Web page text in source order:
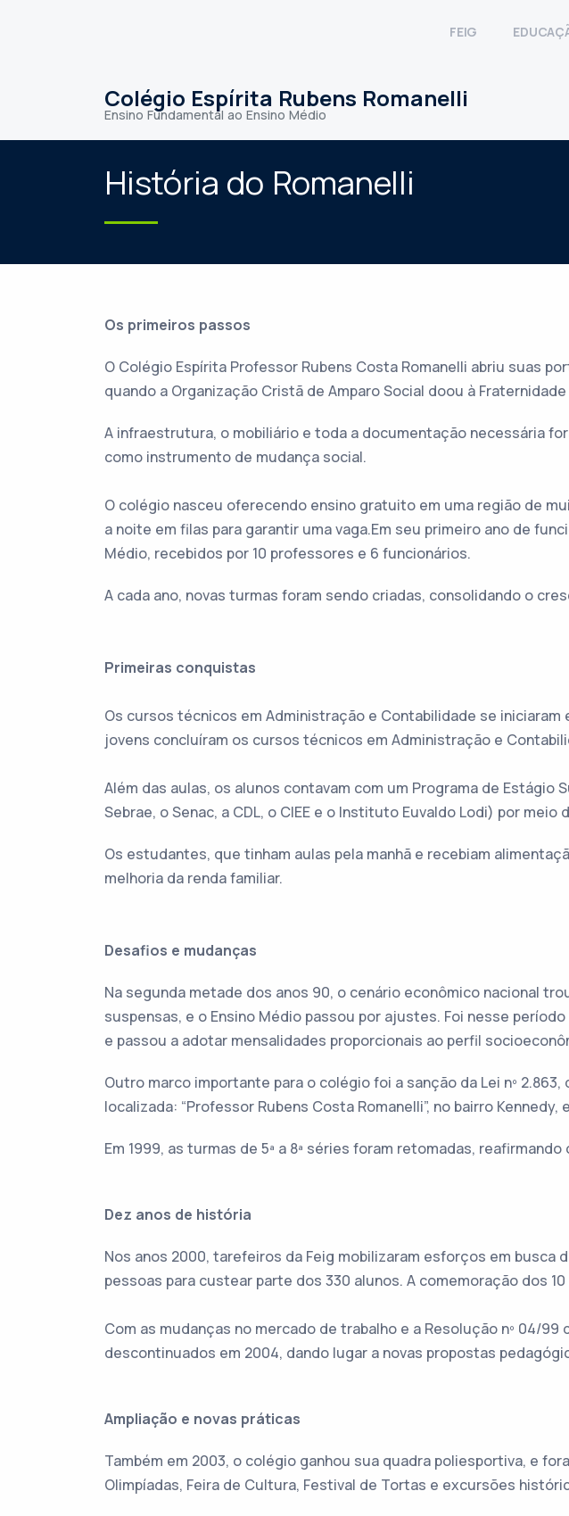
FEIG
Colégio Espírita Rubens Romanelli
Ensino Fundamental ao Ensino Médio
História do Romanelli
Os primeiros passos
O Colégio Espírita Professor Rubens Costa Romanelli abriu suas
quando a Organização Cristã de Amparo Social doou à
A infraestrutura, o mobiliário e toda a documentação necessária
como instrumento de mudança social.
O colégio nasceu oferecendo ensino gratuito em uma região de
a noite em filas para garantir uma vaga.Em seu primeiro ano de
Médio, recebidos por 10 professores e 6 funcionários.
A cada ano, novas turmas foram sendo criadas, consolidando o
Primeiras conquistas
Os cursos técnicos em Administração e Contabilidade se
jovens concluíram os cursos técnicos em Administração e
Além das aulas, os alunos contavam com um Programa de
Sebrae, o Senac, a CDL, o CIEE e o Instituto Euvaldo Lodi) por meio
Os estudantes, que tinham aulas pela manhã e recebiam
melhoria da renda familiar.
Desafios e mudanças
Na segunda metade dos anos 90, o cenário econômico nacional
suspensas, e o Ensino Médio passou por ajustes. Foi nesse
e passou a adotar mensalidades proporcionais ao perfil
Outro marco importante para o colégio foi a sanção da Lei nº
localizada: “Professor Rubens Costa Romanelli”, no bairro Kennedy,
Em 1999, as turmas de 5ª a 8ª séries foram retomadas,
Dez anos de história
Nos anos 2000, tarefeiros da Feig mobilizaram esforços em
pessoas para custear parte dos 330 alunos. A comemoração dos
Com as mudanças no mercado de trabalho e a Resolução nº 04/
descontinuados em 2004, dando lugar a novas propostas
Ampliação e novas práticas
Também em 2003, o colégio ganhou sua quadra poliesportiva, e
Olimpíadas, Feira de Cultura, Festival de Tortas e excursões